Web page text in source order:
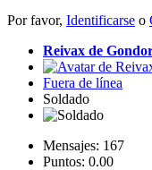
Por favor, Identificarse o
Reivax de
Fuera de línea
Soldado
Mensajes: 167
Puntos: 0.00